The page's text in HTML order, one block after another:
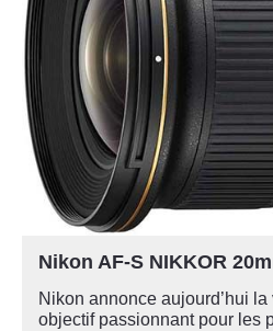
Nikon AF-S NIKKOR
Nikon annonce aujourd’hui la
objectif passionnant pour les